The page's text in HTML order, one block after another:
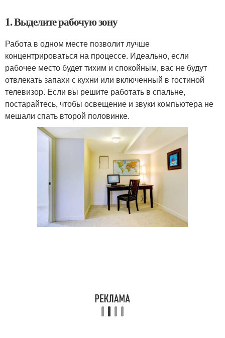
1. Выделите рабочую зону
Работа в одном месте позволит лучше
концентрироваться на процессе. Идеально, если
рабочее место будет тихим и спокойным, вас не будут
отвлекать запахи с кухни или включенный в гостиной
телевизор. Если вы решите работать в спальне,
постарайтесь, чтобы освещение и звуки компьютера не
мешали спать второй половинке.